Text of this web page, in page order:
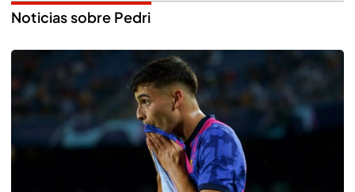
Noticias sobre Pedri